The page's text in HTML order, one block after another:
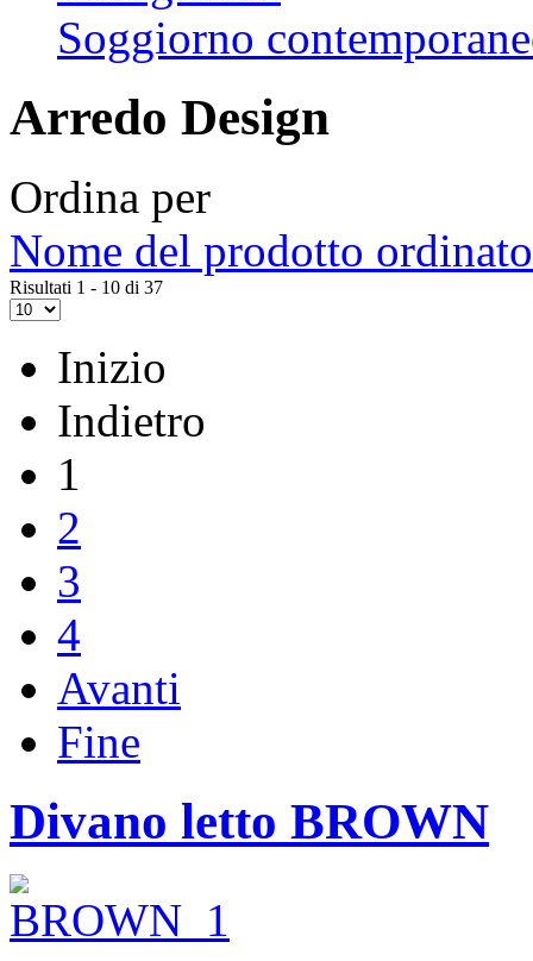
Soggiorno
Arredo Design
Ordina per
Nome del prodotto
Risultati 1 - 10 di 37
Inizio
Indietro
1
2
3
4
Avanti
Fine
Divano letto BROWN